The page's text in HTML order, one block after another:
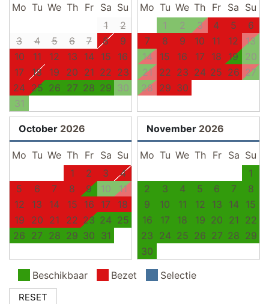
Mo Tu We Th Fr Sa Su
1
2
3
4 5 6 7 8
9
10
11 12 13 14 15
16
17
18 19 20 21 22 23
24 25 26 27 28 29 30
31
Mo Tu We Th Fr Sa Su
1
2 3 4 5
6
7
8 9 10 11 12
13
14
15 16 17 18 19
20
21
22 23 24 25 26 27
28 29 30
October 2026
Mo Tu We Th Fr Sa Su
1
2 3
4
5
6 7 8 9 10
11
12
13 14 15 16 17
18
19
20 21 22 23 24 25
26 27 28 29 30 31
November 2026
Mo Tu We Th Fr Sa Su
1
2
3 4 5 6 7
8
9
10 11 12 13 14
15
16
17 18 19 20 21
22
23 24 25 26 27 28 29
30
Beschikbaar
Bezet Selectie
RESET